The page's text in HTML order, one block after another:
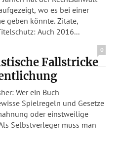
wo es bei einer
könnte. Zitate,
Auch 2016...
0
Fallstricke
Wer ein Buch
Spielregeln und Gesetze
oder einstweilige